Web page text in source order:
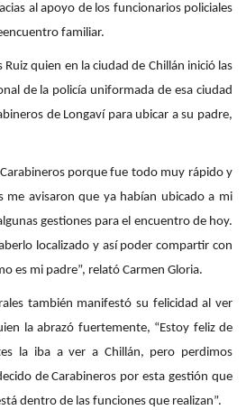
al apoyo de los funcionarios policiales
familiar.
Ruiz quien en la ciudad de Chillán inició las
de la policía uniformada de esa ciudad
de Longaví para ubicar a su padre,
porque fue todo muy rápido y
me avisaron que ya habían ubicado a mi
gestiones para el encuentro de hoy.
localizado y así poder compartir con
es mi padre”, relató Carmen Gloria.
también manifestó su felicidad al ver
la abrazó fuertemente, “Estoy feliz de
la iba a ver a Chillán, pero perdimos
de Carabineros por esta gestión que
dentro de las funciones que realizan”.